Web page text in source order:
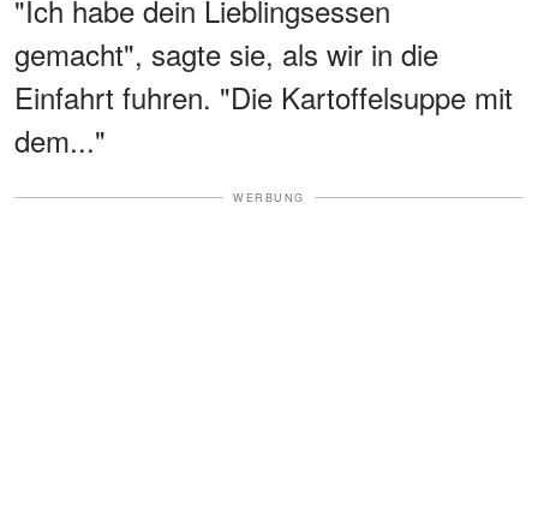
"Ich habe dein Lieblingsessen
gemacht", sagte sie, als wir in die
Einfahrt fuhren. "Die Kartoffelsuppe mit
dem..."
WERBUNG